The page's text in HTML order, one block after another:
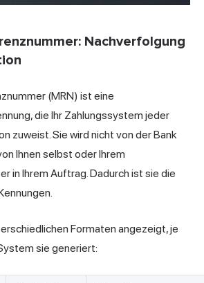
Nachverfolgung
(MRN) ist eine
die Ihr Zahlungssystem jeder
zuweist. Sie wird nicht von der Bank
Ihnen selbst oder Ihrem
in Ihrem Auftrag. Dadurch ist sie die
Formaten angezeigt, je
sie generiert: